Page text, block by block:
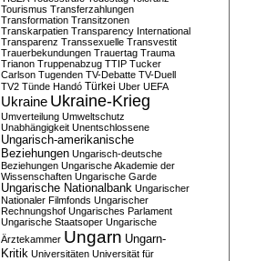
Tourismus Transferzahlungen
Transformation Transitzonen
Transkarpatien Transparency International
Transparenz Transsexuelle Transvestit
Trauerbekundungen Trauertag Trauma
Trianon Truppenabzug TTIP Tucker
Carlson Tugenden TV-Debatte TV-Duell
TV2 Tünde Handó Türkei Uber UEFA
Ukraine Ukraine-Krieg
Umverteilung Umweltschutz
Unabhängigkeit Unentschlossene
Ungarisch-amerikanische
Beziehungen Ungarisch-deutsche
Beziehungen Ungarische Akademie der
Wissenschaften Ungarische Garde
Ungarische Nationalbank Ungarischer
Nationaler Filmfonds Ungarischer
Rechnungshof Ungarisches Parlament
Ungarische Staatsoper Ungarische
Ärztekammer Ungarn Ungarn-
Kritik Universitäten Universität für